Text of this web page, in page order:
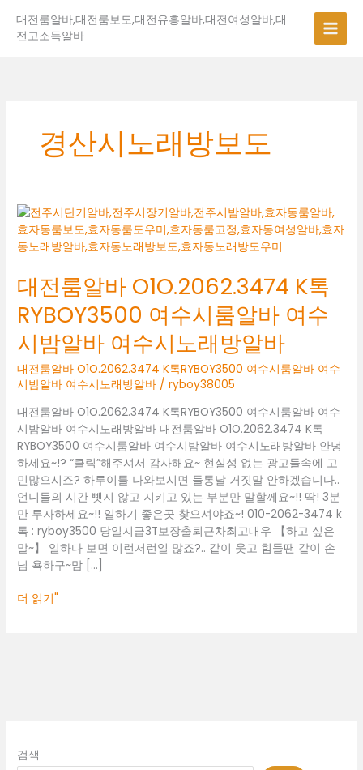
대전룸알바,대전룸보도,대전유흥알바,대전여성알바,대
전고소득알바
경산시노래방보도
대전룸알바 O1O.2062.3474 K톡
RYBOY3500 여수시룸알바 여수
시밤알바 여수시노래방알바
대전룸알바 O1O.2062.3474 K톡RYBOY3500 여수시룸알바 여수
시밤알바 여수시노래방알바 /ryboy38005
대전룸알바 O1O.2062.3474 K톡RYBOY3500 여수시룸알바 여수
시밤알바 여수시노래방알바 대전룸알바 O1O.2062.3474 K톡
RYBOY3500 여수시룸알바 여수시밤알바 여수시노래방알바 안녕
하세요~!? “클릭”해주셔서 감사해요~ 현실성 없는 광고들속에 고
민많으시죠? 하루이틀 나와보시면 들통날 거짓말 안하겠습니다..
언니들의 시간 뺏지 않고 지키고 있는 부분만 말할께요~!! 딱! 3분
만 투자하세요~!! 일하기 좋은곳 찾으셔야죠~! 010-2062-3474 k
톡 : ryboy3500 당일지급3T보장출퇴근차최고대우 【하고 싶은
말~】 일하다 보면 이런저런일 많죠?.. 같이 웃고 힘들땐 같이 손
님 욕하구~맘 […]
대
전
룸
바
O1O.2062.3474
K
RYBOY3500
여
수
룸
알
바
여
수
시
밤
알
바
여
시
더 읽기"
검색